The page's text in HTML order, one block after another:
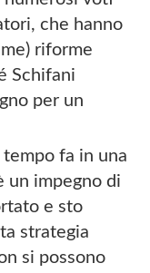
che hanno
riforme
Schifani
per un
fa in una
un impegno di
e sto
strategia
si possono